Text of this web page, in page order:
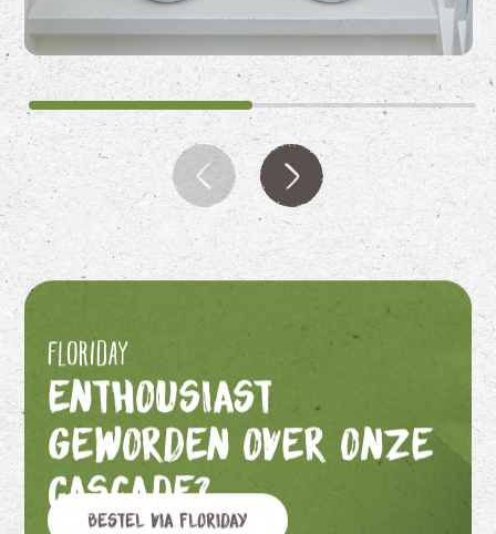
Floriday
Enthousiast
geworden over onze
Cascade?
Bestel via Floriday